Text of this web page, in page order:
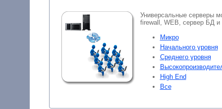
Универсальные серверы
firewall, WEB, сервер БД и
Микро
Начального уровня
Среднего уровня
High End
Все